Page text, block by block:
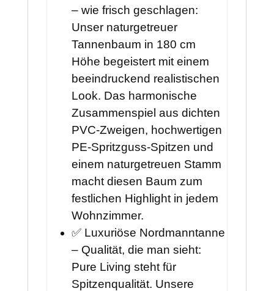
– wie frisch geschlagen:
Unser naturgetreuer
Tannenbaum in 180 cm
Höhe begeistert mit einem
beeindruckend realistischen
Look. Das harmonische
Zusammenspiel aus dichten
PVC-Zweigen, hochwertigen
PE-Spritzguss-Spitzen und
einem naturgetreuen Stamm
macht diesen Baum zum
festlichen Highlight in jedem
Wohnzimmer.
✅ Luxuriöse Nordmanntanne
– Qualität, die man sieht:
Pure Living steht für
Spitzenqualität. Unsere